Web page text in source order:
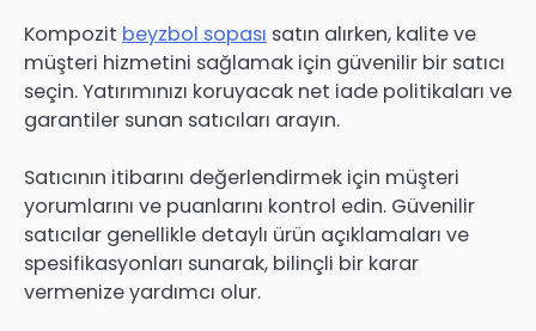
Kompozit beyzbol sopası satın alırken, kalite ve
müşteri hizmetini sağlamak için güvenilir bir satıcı
seçin. Yatırımınızı koruyacak net iade politikaları ve
garantiler sunan satıcıları arayın.
Satıcının itibarını değerlendirmek için müşteri
yorumlarını ve puanlarını kontrol edin. Güvenilir
satıcılar genellikle detaylı ürün açıklamaları ve
spesifikasyonları sunarak, bilinçli bir karar
vermenize yardımcı olur.